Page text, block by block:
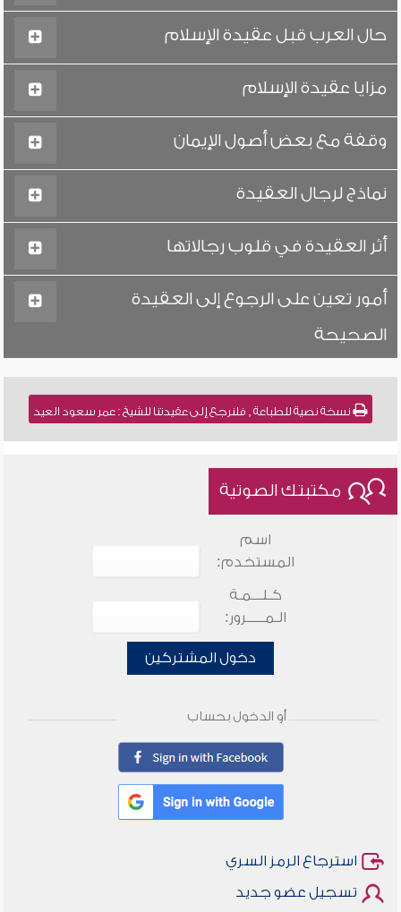
حال العرب قبل عقيدة الإسلام
مزايا عقيدة الإسلام
وقفة مع بعض أصول الإيمان
نماذج لرجال العقيدة
أثر العقيدة في قلوب رجالاتها
أمور تعين على الرجوع إلى العقيدة
الصحيحة
نسخة نصية للطباعة , فلنرجع إلى عقيدتنا للشيخ : عمر سعود العيد
مكتبتك الصوتية
اسم
المستخدم:
كـلـــمـة
الـمـــــرور:
دخول المشتركين
أو الدخول بحساب
استرجاع الرمز السري
تسجيل عضو جديد